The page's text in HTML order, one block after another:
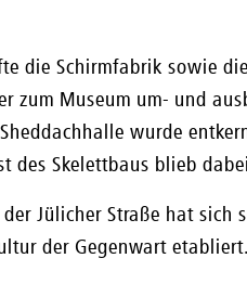
die Schirmfabrik sowie
zum Museum um- und
wurde
des Skelettbaus blieb
der Jülicher Straße hat
der Gegenwart etabliert.